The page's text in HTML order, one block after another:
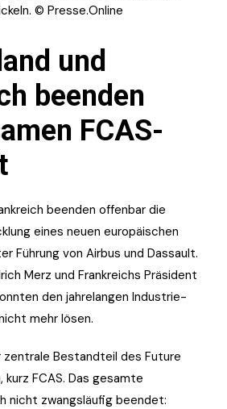
© Presse.Online
und
beenden
FCAS-
beenden offenbar die
eines neuen europäischen
Führung von Airbus und Dassault.
Merz und Frankreichs Präsident
den jahrelangen Industrie-
mehr lösen.
Bestandteil des Future
FCAS. Das gesamte
nicht zwangsläufig beendet: